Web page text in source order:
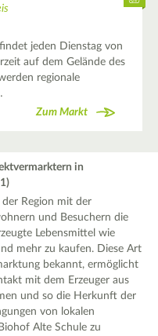
jeden Dienstag von
auf dem Gelände des
regionale
Zum Markt
in
Region mit der
und Besuchern die
Lebensmittel wie
mehr zu kaufen. Diese Art
bekannt, ermöglicht
mit dem Erzeuger aus
und so die Herkunft der
von lokalen
Alte Schule zu